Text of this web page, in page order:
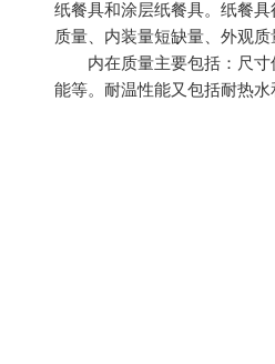
纸餐具和涂层纸餐具。纸餐
质量、内装量短缺量、外观
内在质量主要包括：尺寸
能等。耐温性能又包括耐热水